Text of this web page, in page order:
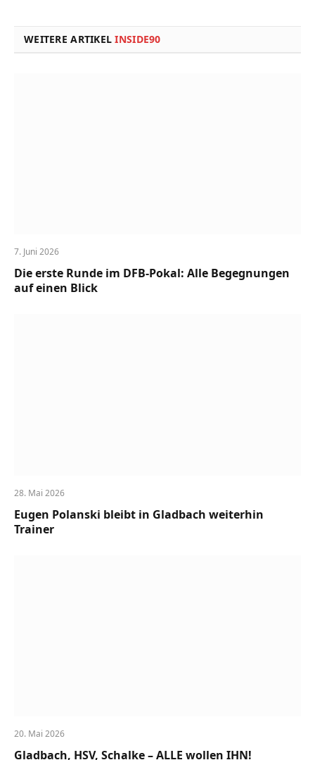
WEITERE ARTIKELINSIDE90
7. Juni 2026
Die erste Runde im DFB-Pokal: Alle Begegnungen
auf einen Blick
28. Mai 2026
Eugen Polanski bleibt in Gladbach weiterhin
Trainer
20. Mai 2026
Gladbach, HSV, Schalke – ALLE wollen IHN!